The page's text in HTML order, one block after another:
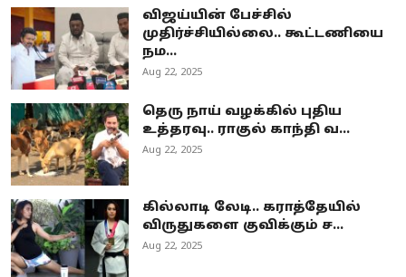
விஜய்யின் பேச்சில்
முதிர்ச்சியில்லை.. கூட்டணியை
நம...
Aug 22, 2025
தெரு நாய் வழக்கில் புதிய
உத்தரவு.. ராகுல் காந்தி வ...
Aug 22, 2025
கில்லாடி லேடி.. கராத்தேயில்
விருதுகளை குவிக்கும் ச...
Aug 22, 2025